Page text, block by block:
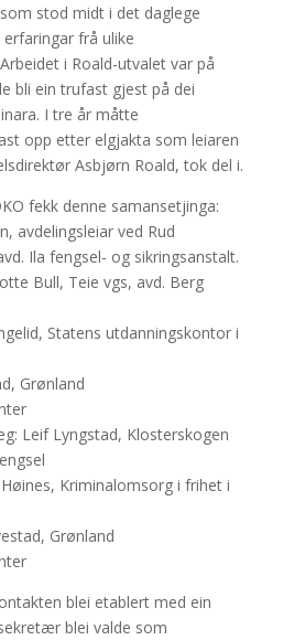
stod midt i det daglege
frå ulike
i Roald-utvalet var på
bli ein trufast gjest på dei
I tre år måtte
opp etter elgjakta som leiaren
Asbjørn Roald, tok del i.
fekk denne samansetjinga:
avdelingsleiar ved Rud
Ila fengsel- og sikringsanstalt.
Bull, Teie vgs, avd. Berg
Statens utdanningskontor i
Grønland
Leif Lyngstad, Klosterskogen
Kriminalomsorg i frihet i
Grønland
blei etablert med ein
blei valde som